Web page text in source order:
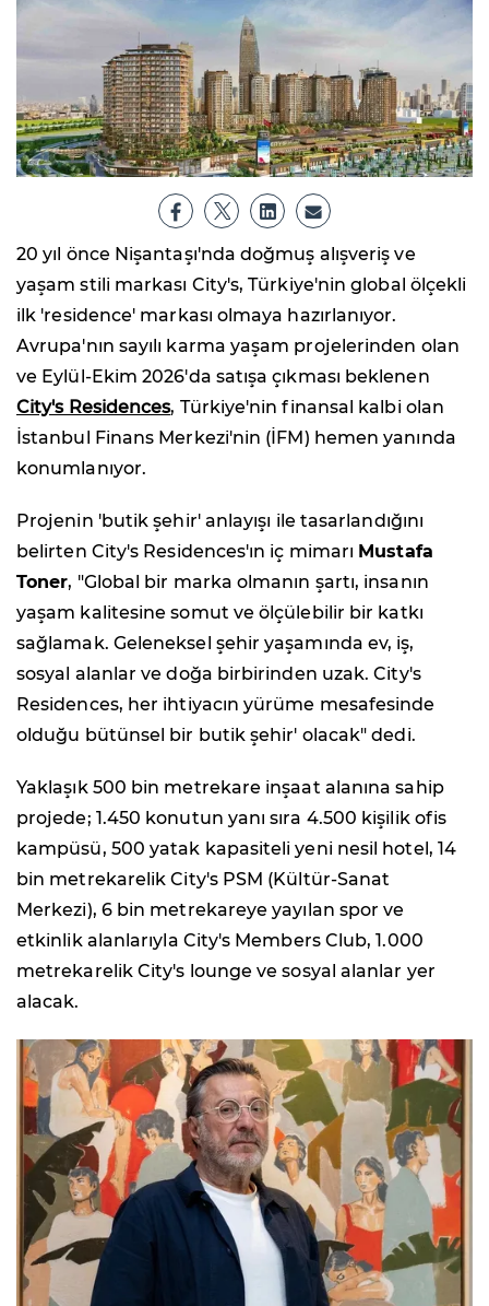
20 yıl önce Nişantaşı'nda doğmuş alışveriş ve
yaşam stili markası City's, Türkiye'nin global ölçekli
ilk 'residence' markası olmaya hazırlanıyor.
Avrupa'nın sayılı karma yaşam projelerinden olan
ve Eylül-Ekim 2026'da satışa çıkması beklenen
City's Residences, Türkiye'nin finansal kalbi olan
İstanbul Finans Merkezi'nin (İFM) hemen yanında
konumlanıyor.
Projenin 'butik şehir' anlayışı ile tasarlandığını
belirten City's Residences'ın iç mimarı Mustafa
Toner, "Global bir marka olmanın şartı, insanın
yaşam kalitesine somut ve ölçülebilir bir katkı
sağlamak. Geleneksel şehir yaşamında ev, iş,
sosyal alanlar ve doğa birbirinden uzak. City's
Residences, her ihtiyacın yürüme mesafesinde
olduğu bütünsel bir butik şehir' olacak" dedi.
Yaklaşık 500 bin metrekare inşaat alanına sahip
projede; 1.450 konutun yanı sıra 4.500 kişilik ofis
kampüsü, 500 yatak kapasiteli yeni nesil hotel, 14
bin metrekarelik City's PSM (Kültür-Sanat
Merkezi), 6 bin metrekareye yayılan spor ve
etkinlik alanlarıyla City's Members Club, 1.000
metrekarelik City's lounge ve sosyal alanlar yer
alacak.